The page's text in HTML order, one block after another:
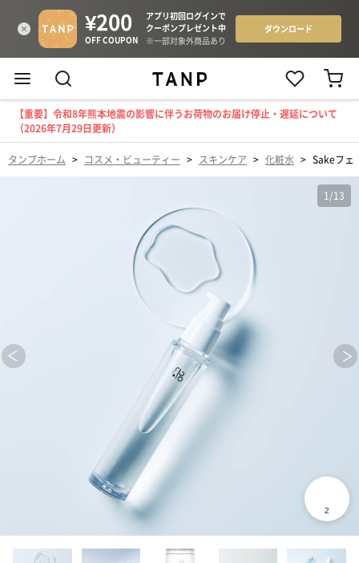
【重要】令和8年熊本地震の影響に伴うお荷物のお届け停止・遅延について
（2026年7月29日更新）
タンプホーム > コスメ・ビューティー > スキンケア > 化粧水 > Sakeフェ
1 /13